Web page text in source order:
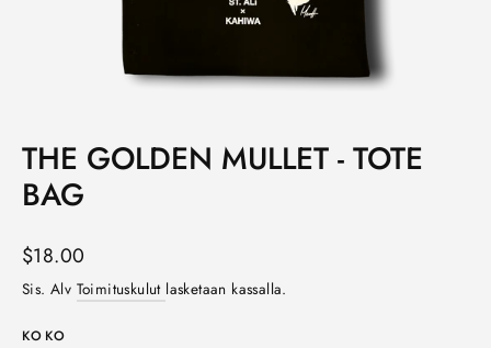
THE GOLDEN MULLET - TOTE
BAG
Norm.
hinta
$18.00
Sis. Alv Toimituskulut lasketaan kassalla.
KOKO